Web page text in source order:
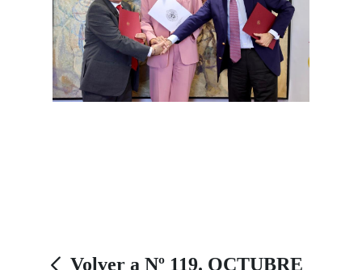
Volver a Nº 119. OCTUBRE